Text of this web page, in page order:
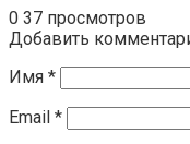
0 37 просмотров
Добавить
Имя *
Email *